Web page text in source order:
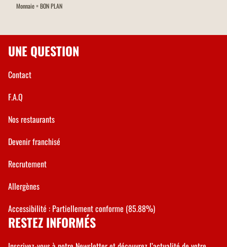
Monnaie = BON PLAN
UNE QUESTION
Contact
F.A.Q
Nos restaurants
Devenir franchisé
Recrutement
Allergènes
Accessibilité : Partiellement conforme (85.88%)
RESTEZ INFORMÉS